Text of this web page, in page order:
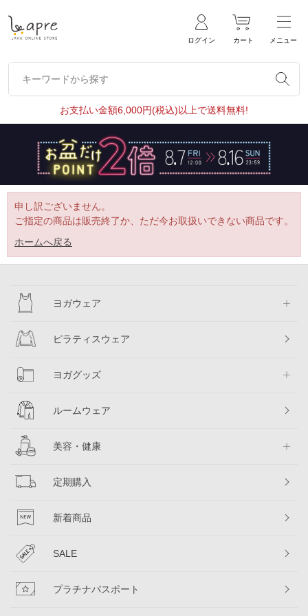
ログイン カート メニュー
キーワードから探す
キーワードから探す
お支払い金額6,000円(税込)以上で送料無料!
申し訳ございません。
ご指定の商品は販売終了か、ただ今お取扱いできない商品です。
ホームへ戻る
ヨガウェア
ピラティスウェア
ヨガグッズ
ルームウェア
美容・健康
定期購入
新着商品
SALE
プラチナパスポート